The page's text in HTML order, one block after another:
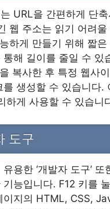
URL을 간편하게 단
웹 주소는 읽기 어려울
하게 만들기 위해 짧은
해 길이를 줄일 수 있
복사한 후 특정 웹사
를 생성할 수 있습니다.
하게 사용할 수 있습니
도구
용한 ‘개발자 도구’ 또
기능입니다. F12 키를
이지의 HTML, CSS,